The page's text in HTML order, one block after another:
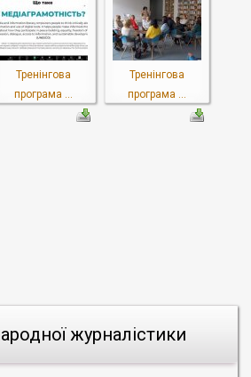
журналістики
Тренінгова
програма ...
Тренінгова
програма ...